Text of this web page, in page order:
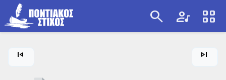
search artist view_cozy
skip_previous skip_next